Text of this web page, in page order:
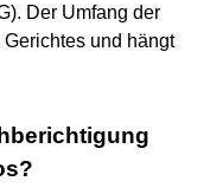
Der Umfang der
und hängt